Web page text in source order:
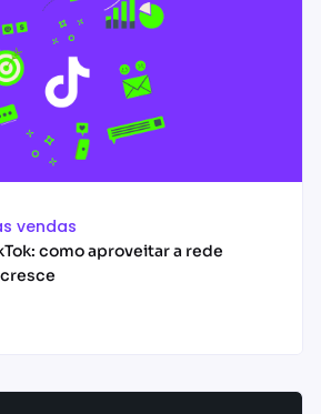
vendas
como aproveitar a rede